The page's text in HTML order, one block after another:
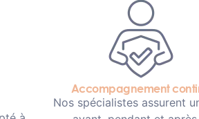
Accompagnement
Nos spécialistes assurent